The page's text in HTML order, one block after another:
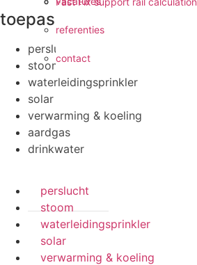
referenties
contact
toepassingen
perslucht
stoom
waterleidingsprinkler
solar
verwarming & koeling
aardgas
drinkwater
perslucht
stoom
waterleidingsprinkler
solar
verwarming & koeling